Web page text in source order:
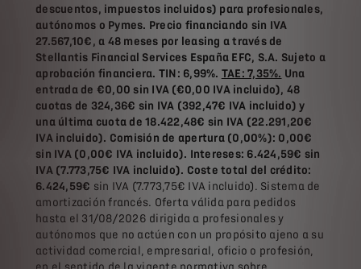
descuentos, impuestos incluidos) para profesionales,
autónomos o Pymes. Precio financiando sin IVA
27.567,10€, a 48 meses por leasing a través de
Stellantis Financial Services España EFC, S.A. Sujeto a
aprobación financiera. TIN: 6,99%. TAE: 7,35%. Una
entrada de €0,00 sin IVA (€0,00 IVA incluido), 48
cuotas de 324,36€ sin IVA (392,47€ IVA incluido) y
una última cuota de 18.422,48€ sin IVA (22.291,20€
IVA incluido). Comisión de apertura (0,00%): 0,00€
sin IVA (0,00€ IVA incluido). Intereses: 6.424,59€ sin
IVA (7.773,75€ IVA incluido). Coste total del crédito:
6.424,59€ sin IVA (7.773,75€ IVA incluido). Sistema de
amortización francés. Oferta válida para pedidos
hasta el 31/08/2026 dirigida a profesionales y
autónomos que no actúen con un propósito ajeno a su
actividad comercial, empresarial, oficio o profesión,